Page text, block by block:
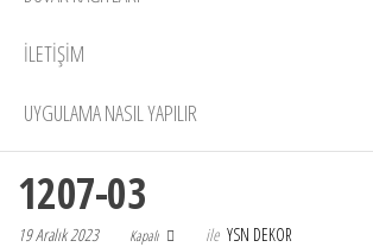
İLETİŞİM
UYGULAMA NASIL YAPILIR
1207-03
19 Aralık 2023 Kapalı ile YSN DEKOR